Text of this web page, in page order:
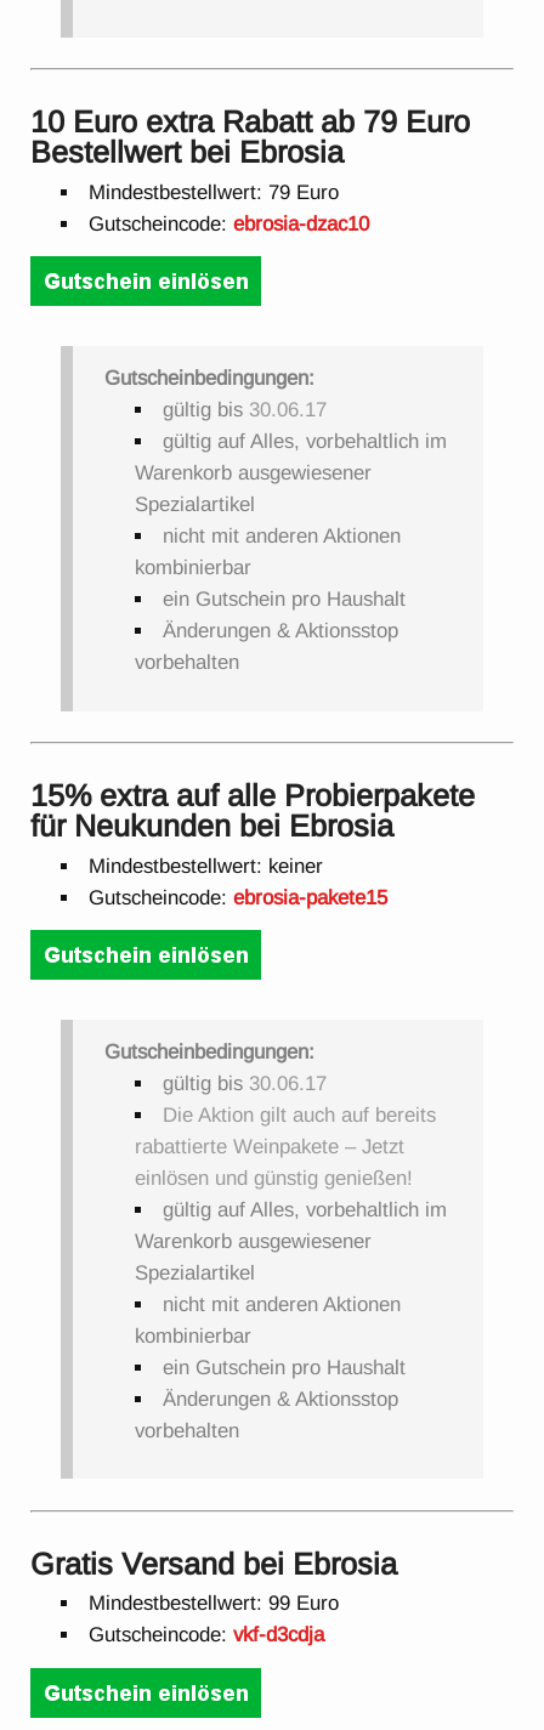
10 Euro extra Rabatt ab 79 Euro
Bestellwert bei Ebrosia
Mindestbestellwert: 79 Euro
Gutscheincode:ebrosia-dzac10
Gutscheinbedingungen:
gültig bis 30.06.17
gültig auf Alles, vorbehaltlich im
Warenkorb ausgewiesener
Spezialartikel
nicht mit anderen Aktionen
kombinierbar
ein Gutschein pro Haushalt
Änderungen & Aktionsstop
vorbehalten
15% extra auf alle Probierpakete
für Neukunden bei Ebrosia
Mindestbestellwert: keiner
Gutscheincode:ebrosia-pakete15
Gutscheinbedingungen:
gültig bis 30.06.17
Die Aktion gilt auch auf bereits
rabattierte Weinpakete – Jetzt
einlösen und günstig genießen!
gültig auf Alles, vorbehaltlich im
Warenkorb ausgewiesener
Spezialartikel
nicht mit anderen Aktionen
kombinierbar
ein Gutschein pro Haushalt
Änderungen & Aktionsstop
vorbehalten
Gratis Versand bei Ebrosia
Mindestbestellwert: 99 Euro
Gutscheincode:vkf-d3cdja